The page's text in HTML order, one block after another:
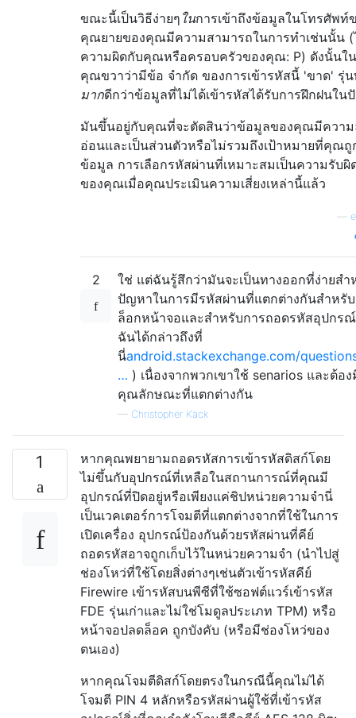
ขณะนี้เป็นวิธีง่ายๆ ในการเข้าถึงข้อมูลในโทรศัพ
คุณยายของคุณมีความสามารถในการทำเช่นนั้น
ความผิดกับคุณหรือครอบครัวของคุณ: P) ดังนั้นใ
คุณขวาว่ามีข้อ จำกัด ของการเข้ารหัสนี้ 'ขาด' รุ่น
มากดีกว่าข้อมูลที่ไม่ได้เข้ารหัสได้รับการฝึกฝนใน
มันขึ้นอยู่กับคุณที่จะตัดสินว่าข้อมูลของคุณมีความ
อ่อนและเป็นส่วนตัวหรือไม่รวมถึงเป้าหมายที่คุณ
ข้อมูล การเลือกรหัสผ่านที่เหมาะสมเป็นความรับผิ
ของคุณเมื่อคุณประเมินความเสี่ยงเหล่านี้แล้ว
2
ใช่ แต่ฉันรู้สึกว่ามันจะเป็นทางออกที่ง่ายสำ
ปัญหาในการมีรหัสผ่านที่แตกต่างกันสำหรั
ล็อกหน้าจอและสำหรับการถอดรหัสอุปกร
ฉันได้กล่าวถึงที่
นี่android.stackexchange.com/
… ) เนื่องจากพวกเขาใช้ senarios และต้อง
คุณลักษณะที่แตกต่างกัน
— Christopher Käck
1
หากคุณพยายามถอดรหัสการเข้ารหัสดิสก์โดย
ไม่ขึ้นกับอุปกรณ์ที่เหลือในสถานการณ์ที่คุณมี
อุปกรณ์ที่ปิดอยู่หรือเพียงแค่ชิปหน่วยความจำนี่
เป็นเวคเตอร์การโจมตีที่แตกต่างจากที่ใช้ในการ
เปิดเครื่อง อุปกรณ์ป้องกันด้วยรหัสผ่านที่คีย์
ถอดรหัสอาจถูกเก็บไว้ในหน่วยความจำ (นำไปสู่
ช่องโหว่ที่ใช้โดยสิ่งต่างๆเช่นตัวเข้ารหัสคีย์
Firewire เข้ารหัสบนพีซีที่ใช้ซอฟต์แวร์เข้ารหัส
FDE รุ่นเก่าและไม่ใช่โมดูลประเภท TPM) หรือ
หน้าจอปลดล็อค ถูกบังคับ (หรือมีช่องโหว่ของ
ตนเอง)
หากคุณโจมตีดิสก์โดยตรงในกรณีนี้คุณไม่ได้
โจมตี PIN 4 หลักหรือรหัสผ่านผู้ใช้ที่เข้ารหัส